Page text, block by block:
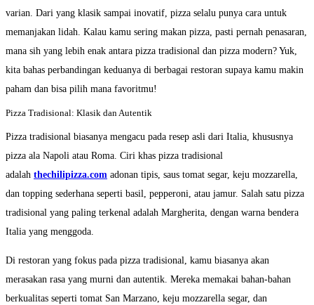
varian. Dari yang klasik sampai inovatif, pizza selalu punya cara untuk
memanjakan lidah. Kalau kamu sering makan pizza, pasti pernah penasaran,
mana sih yang lebih enak antara pizza tradisional dan pizza modern? Yuk,
kita bahas perbandingan keduanya di berbagai restoran supaya kamu makin
paham dan bisa pilih mana favoritmu!
Pizza Tradisional: Klasik dan Autentik
Pizza tradisional biasanya mengacu pada resep asli dari Italia, khususnya
pizza ala Napoli atau Roma. Ciri khas pizza tradisional
adalah thechilipizza.com adonan tipis, saus tomat segar, keju mozzarella,
dan topping sederhana seperti basil, pepperoni, atau jamur. Salah satu pizza
tradisional yang paling terkenal adalah Margherita, dengan warna bendera
Italia yang menggoda.
Di restoran yang fokus pada pizza tradisional, kamu biasanya akan
merasakan rasa yang murni dan autentik. Mereka memakai bahan-bahan
berkualitas seperti tomat San Marzano, keju mozzarella segar, dan